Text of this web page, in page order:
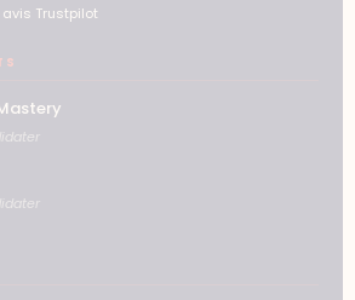
avis Trustpilot